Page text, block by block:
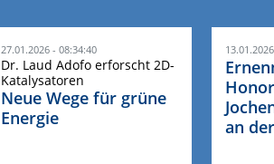
27.01.2026 - 08:34:40
Dr. Laud Adofo erforscht 2D-
Katalysatoren
Neue Wege für grüne
Energie
an